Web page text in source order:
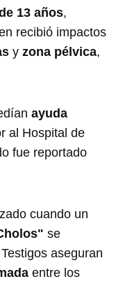
13 años,
recibió impactos
yzona pélvica,
ayuda
al Hospital de
fue reportado
cuando un
se
aseguran
entre los